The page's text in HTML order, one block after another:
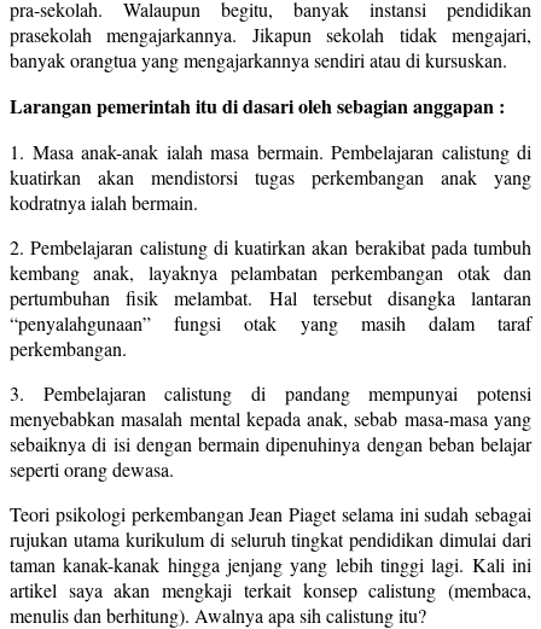
pra-sekolah. Walaupun begitu, banyak instansi pendidikan
prasekolah mengajarkannya. Jikapun sekolah tidak mengajari,
banyak orangtua yang mengajarkannya sendiri atau di kursuskan.
Larangan pemerintah itu di dasari oleh sebagian anggapan :
1. Masa anak-anak ialah masa bermain. Pembelajaran calistung di
kuatirkan akan mendistorsi tugas perkembangan anak yang
kodratnya ialah bermain.
2. Pembelajaran calistung di kuatirkan akan berakibat pada tumbuh
kembang anak, layaknya pelambatan perkembangan otak dan
pertumbuhan fisik melambat. Hal tersebut disangka lantaran
“penyalahgunaan” fungsi otak yang masih dalam taraf
perkembangan.
3. Pembelajaran calistung di pandang mempunyai potensi
menyebabkan masalah mental kepada anak, sebab masa-masa yang
sebaiknya di isi dengan bermain dipenuhinya dengan beban belajar
seperti orang dewasa.
Teori psikologi perkembangan Jean Piaget selama ini sudah sebagai
rujukan utama kurikulum di seluruh tingkat pendidikan dimulai dari
taman kanak-kanak hingga jenjang yang lebih tinggi lagi. Kali ini
artikel saya akan mengkaji terkait konsep calistung (membaca,
menulis dan berhitung). Awalnya apa sih calistung itu?